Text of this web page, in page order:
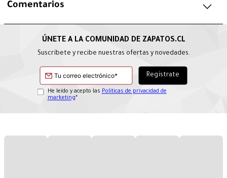
Comentarios
Suscríbete y recibe nuestras ofertas y novedades.
He leído y acepto lasPolíticas de privacidad de
marketing*